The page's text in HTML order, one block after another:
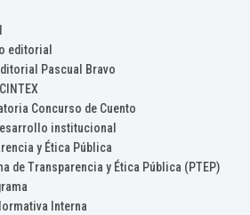
editorial
Pascual Bravo
Concurso de Cuento
institucional
y Ética Pública
de Transparencia y Ética Pública (PTEP)
Interna